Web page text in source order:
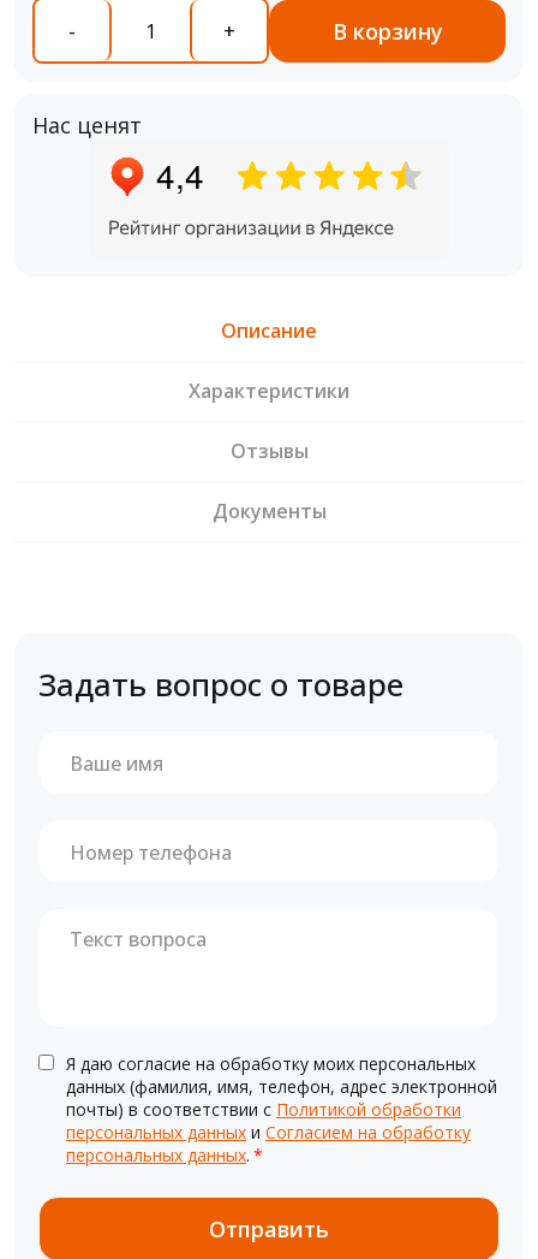
- + В корзину
Нас ценят
Описание
Характеристики
Отзывы
Документы
Задать вопрос о товаре
Я даю согласие на обработку моих персональных
данных (фамилия, имя, телефон, адрес электронной
почты) в соответствии с Политикой обработки
персональных данных и Согласием на обработку
персональных данных. *